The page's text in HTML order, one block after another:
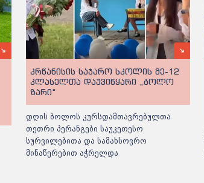
კრწანისის საჯარო სკოლის მე-12
კლასელთა დაუვიწყარი „ბოლო
ზარი“
დღის ბოლოს კურსდამთავრებულთა
თეთრი პერანგები საუკეთესო
სურვილებითა და სამახსოვრო
მინაწერებით აჭრელდა